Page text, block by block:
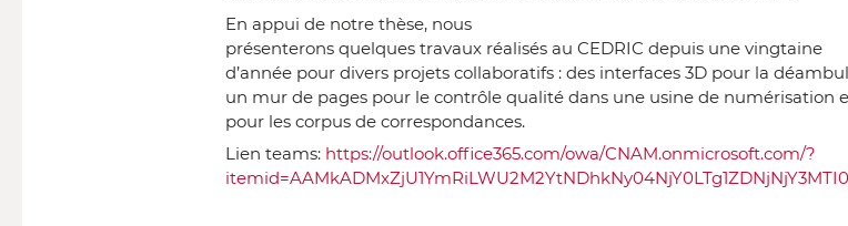
En appui de notre thèse, nous
présenterons quelques travaux réalisés au CEDRIC depuis une vingtaine
d’année pour divers projets collaboratifs : des interfaces 3D pour la
un mur de pages pour le contrôle qualité dans une usine de numérisation
pour les corpus de correspondances.
Lien teams: https://outlook.office365.com/owa/CNAM.onmicrosoft.com/?